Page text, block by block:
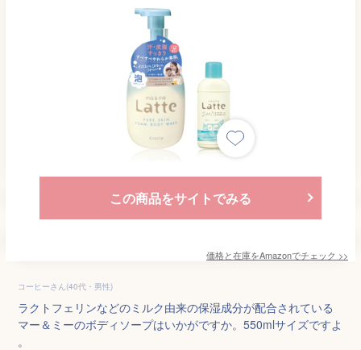
この商品をサイトでみる
価格と在庫をAmazonでチェック >>
コーヒーさん(40代・男性)
ラクトフェリンなどのミルク由来の保湿成分が配合されている
マー＆ミーのボディソープはいかがですか。550mlサイズですよ
。